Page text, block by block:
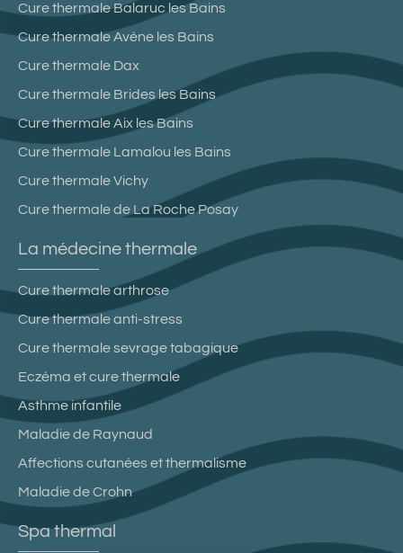
Cure thermale Balaruc les Bains
Cure thermale Avène les Bains
Cure thermale Dax
Cure thermale Brides les Bains
Cure thermale Aix les Bains
Cure thermale Lamalou les Bains
Cure thermale Vichy
Cure thermale de La Roche Posay
La médecine thermale
Cure thermale arthrose
Cure thermale anti-stress
Cure thermale sevrage tabagique
Eczéma et cure thermale
Asthme infantile
Maladie de Raynaud
Affections cutanées et thermalisme
Maladie de Crohn
Spa thermal